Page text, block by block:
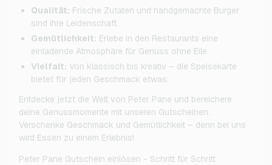
Qualität: Frische Zutaten und handgemachte Burger
sind ihre Leidenschaft.
Gemütlichkeit: Erlebe in den Restaurants eine
einladende Atmosphäre für Genuss ohne Eile.
Vielfalt: Von klassisch bis kreativ – die Speisekarte
bietet für jeden Geschmack etwas.
Entdecke jetzt die Welt von Peter Pane und bereichere
deine Genussmomente mit unseren Gutscheinen.
Verschenke Geschmack und Gemütlichkeit – denn bei uns
wird Essen zu einem Erlebnis!
Peter Pane Gutschein einlösen - Schritt für Schritt